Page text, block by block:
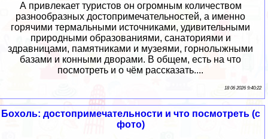
А привлекает туристов он огромным количеством
разнообразных достопримечательностей, а именно
горячими термальными источниками, удивительными
природными образованиями, санаториями и
здравницами, памятниками и музеями, горнолыжными
базами и конными дворами. В общем, есть на что
посмотреть и о чём рассказать....
18 06 2026 9:40:22
Бохоль: достопримечательности и что посмотреть (с
фото)